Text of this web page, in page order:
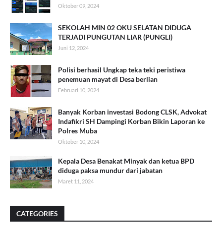
Oktober 09, 2024
SEKOLAH MIN 02 OKU SELATAN DIDUGA
TERJADI PUNGUTAN LIAR (PUNGLI)
Juni 12, 2024
Polisi berhasil Ungkap teka teki peristiwa
penemuan mayat di Desa berlian
Februari 10, 2024
Banyak Korban investasi Bodong CLSK, Advokat
Indafikri SH Dampingi Korban Bikin Laporan ke
Polres Muba
Oktober 10, 2024
Kepala Desa Benakat Minyak dan ketua BPD
diduga paksa mundur dari jabatan
Maret 11, 2024
CATEGORIES